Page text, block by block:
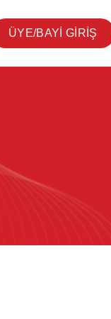
ÜYE/BAYİ GİRİŞ